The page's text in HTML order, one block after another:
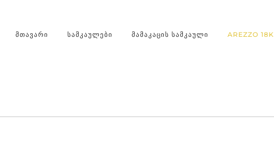
ᲛᲗᲐᲕᲐᲠᲘ ᲡᲐᲛᲙᲐᲣᲚᲔᲑᲘ ᲛᲐᲛᲐᲙᲐᲪᲘᲡ ᲡᲐᲛᲙᲐᲣᲚᲘ AREZZO 18K